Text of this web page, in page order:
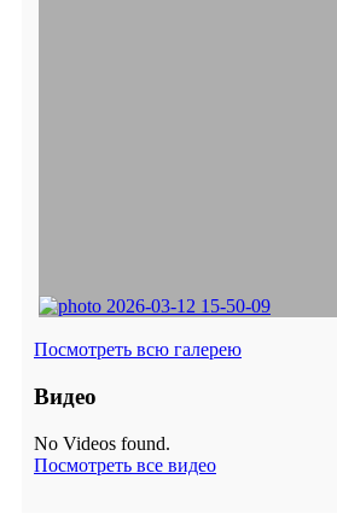
Посмотреть всю галерею
Видео
No Videos found.
Посмотреть все видео